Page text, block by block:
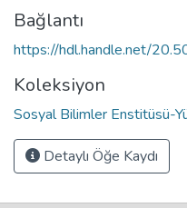
Bağlantı
https://hdl.handle.net/
Koleksiyon
Sosyal Bilimler Enstitüsü-
Detaylı Öğe Kaydı